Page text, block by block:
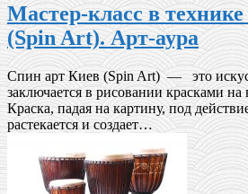
Мастер-класс в
(Spin Art). Арт-аура
Спин арт Киев (Spin Art) — это
заключается в рисовании красками
Краска, падая на картину, под
растекается и создает…